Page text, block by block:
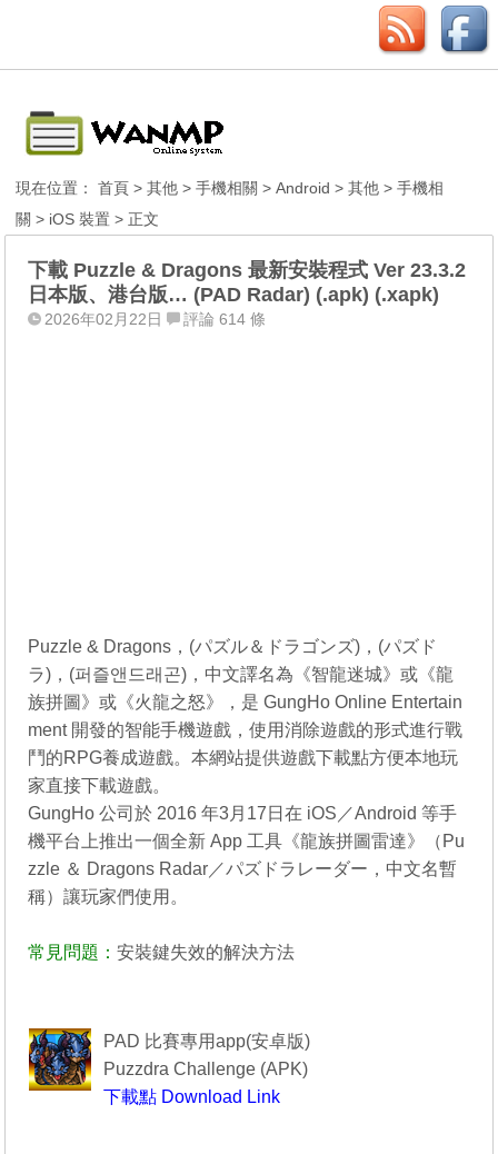
現在位置：首頁 >其他 >手機相關 >Android >其他 >手機相
關 > iOS 裝置 > 正文
下載 Puzzle & Dragons 最新安裝程式 Ver 23.3.2
日本版、港台版… (PAD Radar) (.apk) (.xapk)
2026年02月22日 評論 614 條
Puzzle & Dragons，(パズル＆ドラゴンズ)，(パズド
ラ)，(퍼즐앤드래곤)，中文譯名為《智龍迷城》或《龍
族拼圖》或《火龍之怒》，是 GungHo Online Entertain
ment 開發的智能手機遊戲，使用消除遊戲的形式進行戰
鬥的RPG養成遊戲。本網站提供遊戲下載點方便本地玩
家直接下載遊戲。
GungHo 公司於 2016 年3月17日在 iOS／Android 等手
機平台上推出一個全新 App 工具《龍族拼圖雷達》（Pu
zzle ＆ Dragons Radar／パズドラレーダー，中文名暫
稱）讓玩家們使用。
常見問題：安裝鍵失效的解決方法
PAD 比賽專用app(安卓版)
Puzzdra Challenge (APK)
下載點 Download Link